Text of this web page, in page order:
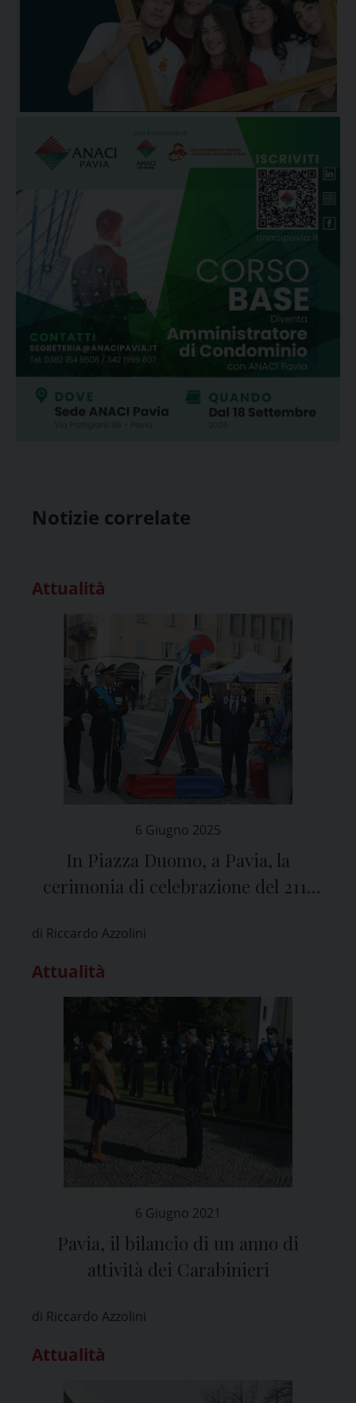
Notizie correlate
Attualità
6 Giugno 2025
In Piazza Duomo, a Pavia, la
cerimonia di celebrazione del 211°
Carabinieri
di Riccardo Azzolini
Attualità
6 Giugno 2021
Pavia, il bilancio di un anno di
attività dei Carabinieri
di Riccardo Azzolini
Attualità